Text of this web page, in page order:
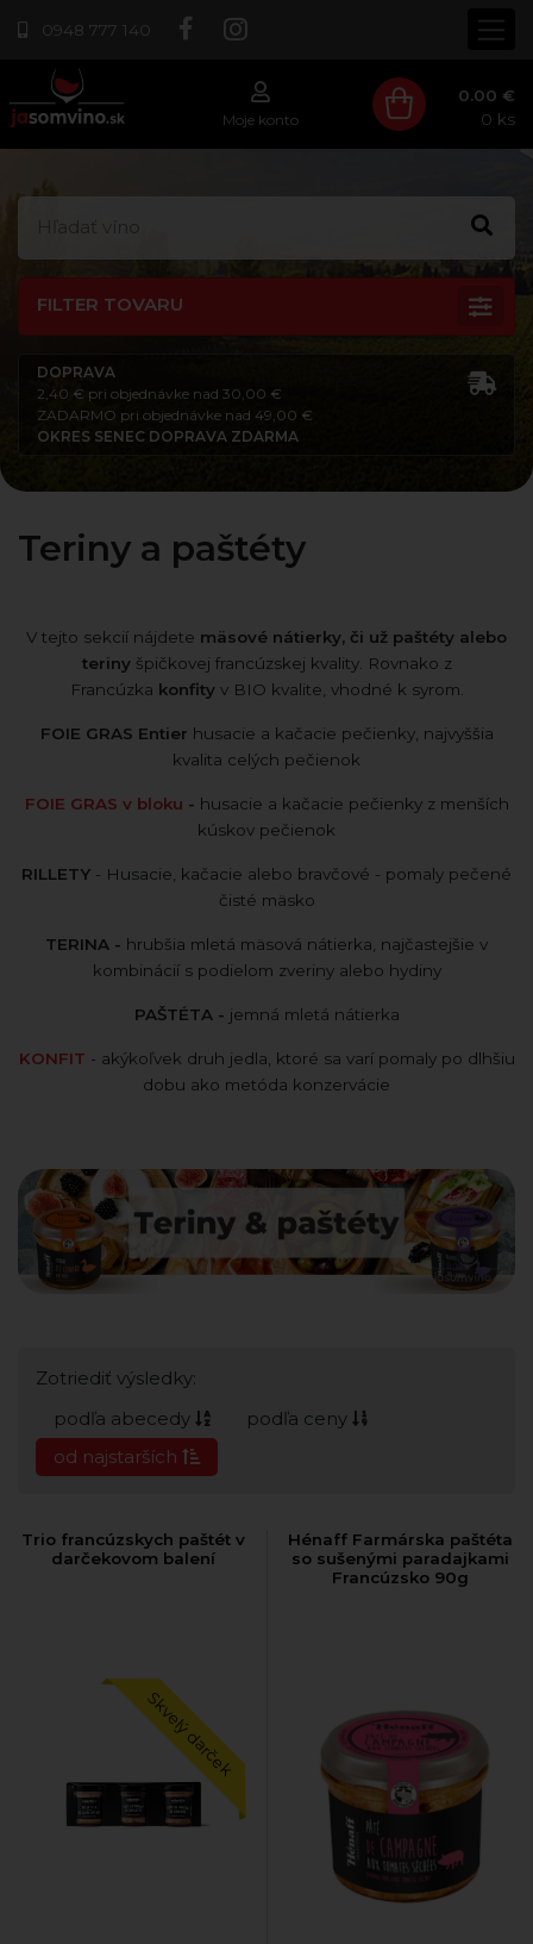
0948 777 140
Moje konto
0.00 €
0 ks
FILTER TOVARU
DOPRAVA
2,40 € pri objednávke nad 30,00 €
ZADARMO pri objednávke nad 49,00 €
OKRES SENEC DOPRAVA ZDARMA
Teriny a paštéty
V tejto sekcií nájdete mäsové nátierky, či už paštéty alebo
teriny špičkovej francúzskej kvality. Rovnako z
Francúzka konfityv BIO kvalite, vhodné k syrom.
FOIE GRAS Entier husacie a kačacie pečienky, najvyššia
kvalita celých pečienok
FOIE GRAS v bloku - husacie a kačacie pečienky z menších
kúskov pečienok
RILLETY - Husacie, kačacie alebo bravčové - pomaly pečené
čisté mäsko
TERINA - hrubšia mletá mäsová nátierka, najčastejšie v
kombinácií s podielom zveriny alebo hydiny
PAŠTÉTA - jemná mletá nátierka
KONFIT - akýkoľvek druh jedla, ktoré sa varí pomaly po dlhšiu
dobu ako metóda konzervácie
Zotriediť výsledky:
podľa abecedy
podľa ceny
od najstarších
Trio francúzskych paštét v
darčekovom balení
Skvelý darček
Hénaff Farmárska paštéta
so sušenými paradajkami
Francúzsko 90g